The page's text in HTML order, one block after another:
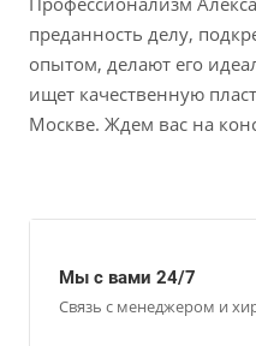
преданность делу,
опытом, делают его
ищет качественную
Москве. Ждем вас на
Мы с вами 24/7
Связь с менеджером и